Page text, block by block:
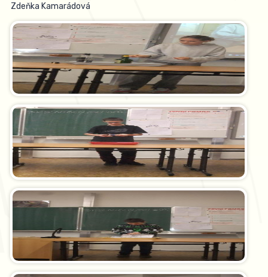
Zdeňka Kamarádová